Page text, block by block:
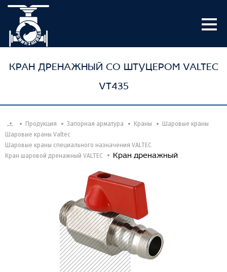
КРАН ДРЕНАЖНЫЙ СО ШТУЦЕРОМ VALTEC
VT435
... Продукция Запорная арматура Краны
Шаровые краны
Шаровые краны Valtec
Шаровые краны специального назначения VALTEC
Кран шаровой дренажный VALTEC
Кран дренажный